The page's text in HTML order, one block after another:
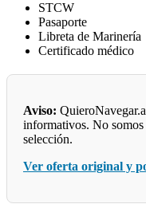
STCW
Pasaporte
Libreta de Marinería
Certificado médico
Aviso:
informativos. No somos
selección.
Ver oferta original y